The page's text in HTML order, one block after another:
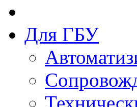
Для ГБУ